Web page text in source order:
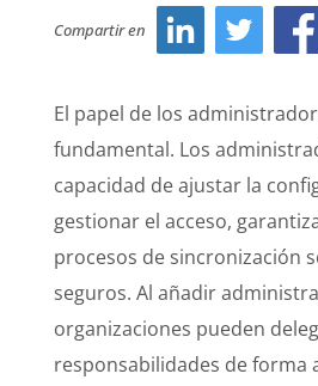
Compartir en
El papel de los
fundamental. Los
capacidad de ajustar la
gestionar el acceso,
procesos de sincronización
seguros. Al añadir
organizaciones pueden
responsabilidades de forma